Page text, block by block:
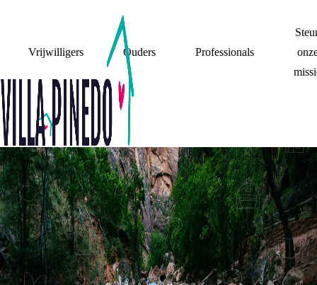
Vrijwilligers Ouders Professionals
RECHTEN
OVER DE